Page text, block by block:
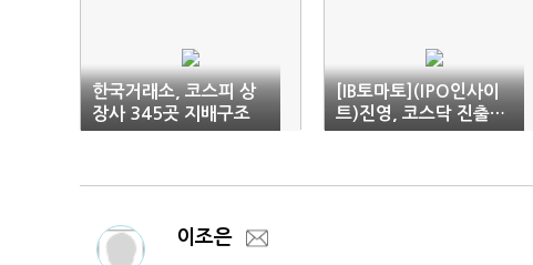
한국거래소, 코스피 상
장사 345곳 지배구조
보고서 의무공시 완료
[IB토마토](IPO인사이
트)진영, 코스닥 진출…
인테리어 시트 사업 가
이조은